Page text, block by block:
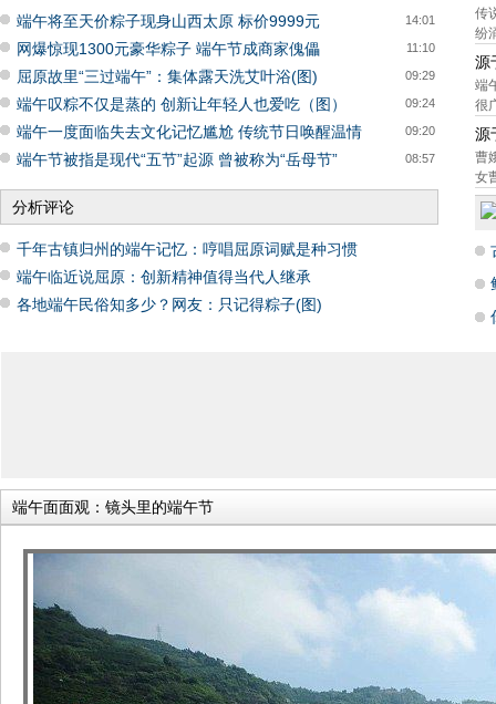
14:01
端午将至天价粽子现身山西太原 标价9999元
11:10
网爆惊现1300元豪华粽子 端午节成商家傀儡
09:29
屈原故里“三过端午”：集体露天洗艾叶浴(图)
09:24
端午叹粽不仅是蒸的 创新让年轻人也爱吃（图）
09:20
端午一度面临失去文化记忆尴尬 传统节日唤醒温情
08:57
端午节被指是现代“五节”起源 曾被称为“岳母节”
分析评论
千年古镇归州的端午记忆：哼唱屈原词赋是种习惯
端午临近说屈原：创新精神值得当代人继承
各地端午民俗知多少？网友：只记得粽子(图)
传
纷
源
端
很
源
曹
女
端午面面观：镜头里的端午节